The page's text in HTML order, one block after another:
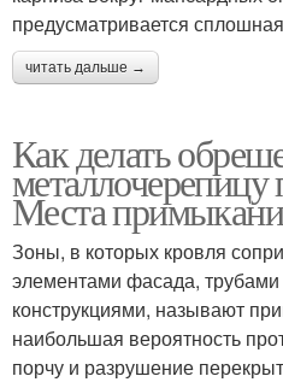
предусматривается
читать дальше →
Как делать
металлочерепицу
Места
Зоны, в которых кровля
элементами фасада, трубами
конструкциями, называют
наибольшая вероятность
порчу и разрушение